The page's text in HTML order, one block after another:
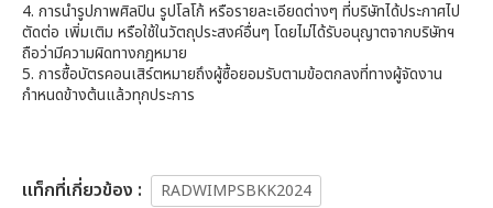
4. การนำรูปภาพศิลปิน รูปโลโก้ หรือรายละเอียดต่างๆ ที่บริษัทได้ประกาศไป
ตัดต่อ เพิ่มเติม หรือใช้ในวัตถุประสงค์อื่นๆ โดยไม่ได้รับอนุญาตจากบริษัทฯ
ถือว่ามีความผิดทางกฎหมาย
5. การซื้อบัตรคอนเสิร์ตหมายถึงผู้ซื้อยอมรับตามข้อตกลงที่ทางผู้จัดงาน
กำหนดข้างต้นแล้วทุกประการ
เเท็กที่เกี่ยวข้อง : RADWIMPSBKK2024